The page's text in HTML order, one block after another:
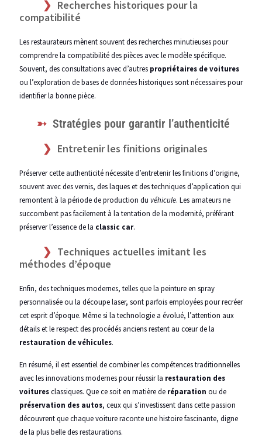
Recherches historiques pour la
compatibilité
Les restaurateurs mènent souvent des recherches minutieuses pour
comprendre la compatibilité des pièces avec le modèle spécifique.
Souvent, des consultations avec d’autres propriétaires de voitures
ou l’exploration de bases de données historiques sont nécessaires pour
identifier la bonne pièce.
Stratégies pour garantir l’authenticité
Entretenir les finitions originales
Préserver cette authenticité nécessite d’entretenir les finitions d’origine,
souvent avec des vernis, des laques et des techniques d’application qui
remontent à la période de production du véhicule. Les amateurs ne
succombent pas facilement à la tentation de la modernité, préférant
préserver l’essence de la classic car.
Techniques actuelles imitant les
méthodes d’époque
Enfin, des techniques modernes, telles que la peinture en spray
personnalisée ou la découpe laser, sont parfois employées pour recréer
cet esprit d’époque. Même si la technologie a évolué, l’attention aux
détails et le respect des procédés anciens restent au cœur de la
restauration de véhicules.
En résumé, il est essentiel de combiner les compétences traditionnelles
avec les innovations modernes pour réussir la restauration des
voituresclassiques. Que ce soit en matière de réparation ou de
préservation des autos, ceux qui s’investissent dans cette passion
découvrent que chaque voiture raconte une histoire fascinante, digne
de la plus belle des restaurations.